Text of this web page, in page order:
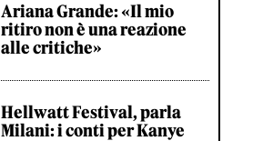
Ariana Grande: «Il mio
ritiro non è una reazione
alle critiche»
Hellwatt Festival, parla
Milani: i conti per Kanye